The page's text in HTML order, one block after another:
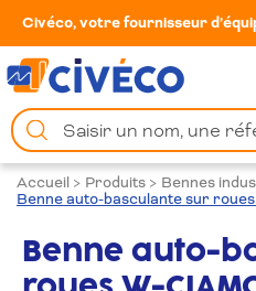
Civéco, votre fournisseur
Chercher
un
produit
Accueil > Produits > Bennes
Benne auto-basculante sur
Benne auto-